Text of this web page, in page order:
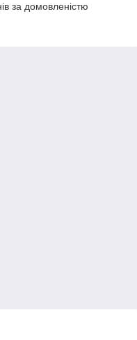
за домовленістю